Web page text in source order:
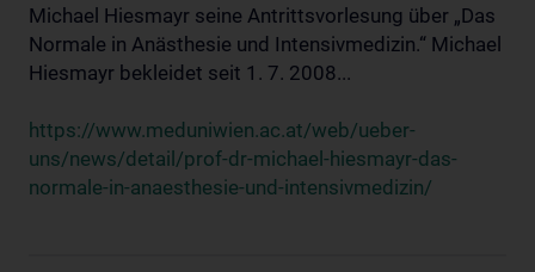
Michael Hiesmayr seine Antrittsvorlesung über „Das
Normale in Anästhesie und Intensivmedizin.“ Michael
Hiesmayr bekleidet seit 1. 7. 2008...
https://www.meduniwien.ac.at/web/ueber-
uns/news/detail/prof-dr-michael-hiesmayr-das-
normale-in-anaesthesie-und-intensivmedizin/